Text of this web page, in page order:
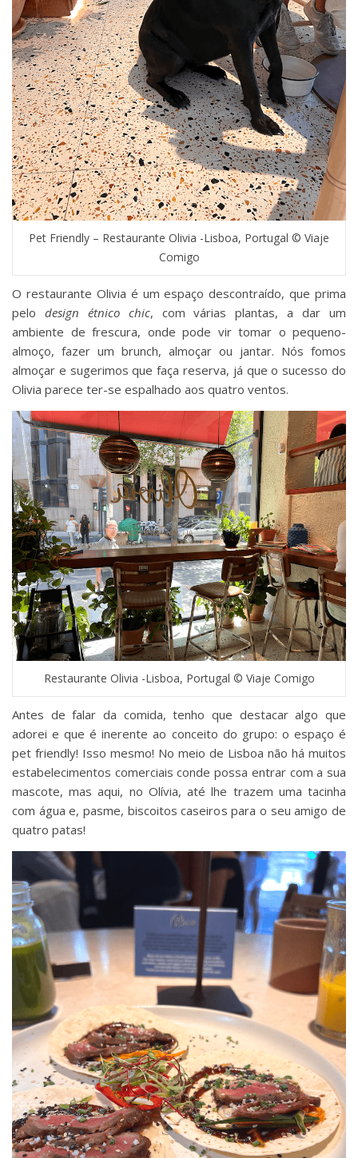
Pet Friendly – Restaurante Olivia -Lisboa, Portugal © Viaje
Comigo
O restaurante Olivia é um espaço descontraído, que prima
pelo design étnico chic, com várias plantas, a dar um
ambiente de frescura, onde pode vir tomar o pequeno-
almoço, fazer um brunch, almoçar ou jantar. Nós fomos
almoçar e sugerimos que faça reserva, já que o sucesso do
Olivia parece ter-se espalhado aos quatro ventos.
Restaurante Olivia -Lisboa, Portugal © Viaje Comigo
Antes de falar da comida, tenho que destacar algo que
adorei e que é inerente ao conceito do grupo: o espaço é
pet friendly! Isso mesmo! No meio de Lisboa não há muitos
estabelecimentos comerciais conde possa entrar com a sua
mascote, mas aqui, no Olívia, até lhe trazem uma tacinha
com água e, pasme, biscoitos caseiros para o seu amigo de
quatro patas!